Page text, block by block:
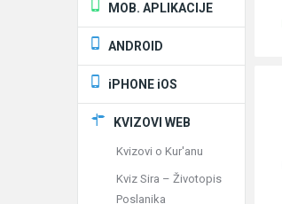
MOB. APLIKACIJE
ANDROID
iPHONE iOS
KVIZOVI WEB
Kvizovi o Kur'anu
Kviz Sira – Životopis
Poslanika